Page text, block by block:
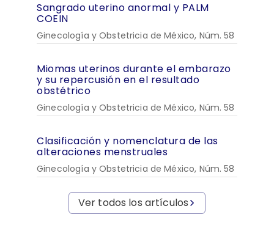
Sangrado uterino anormal y PALM
COEIN
Ginecología y Obstetricia de México, Núm. 58
Miomas uterinos durante el embarazo
y su repercusión en el resultado
obstétrico
Ginecología y Obstetricia de México, Núm. 58
Clasificación y nomenclatura de las
alteraciones menstruales
Ginecología y Obstetricia de México, Núm. 58
Ver todos los artículos